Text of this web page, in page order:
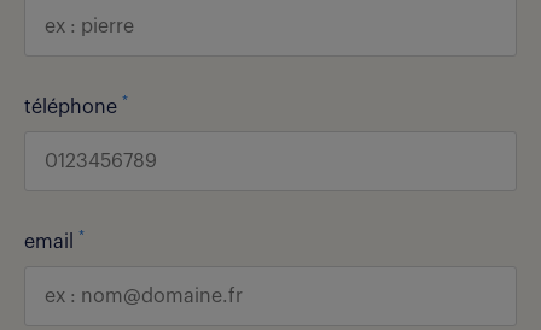
téléphone *
email *